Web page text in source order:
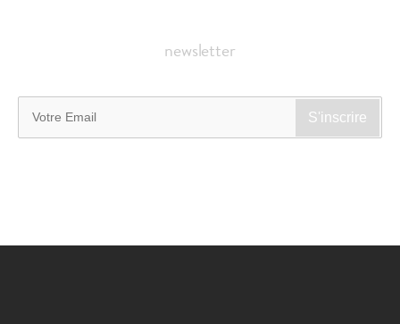
newsletter